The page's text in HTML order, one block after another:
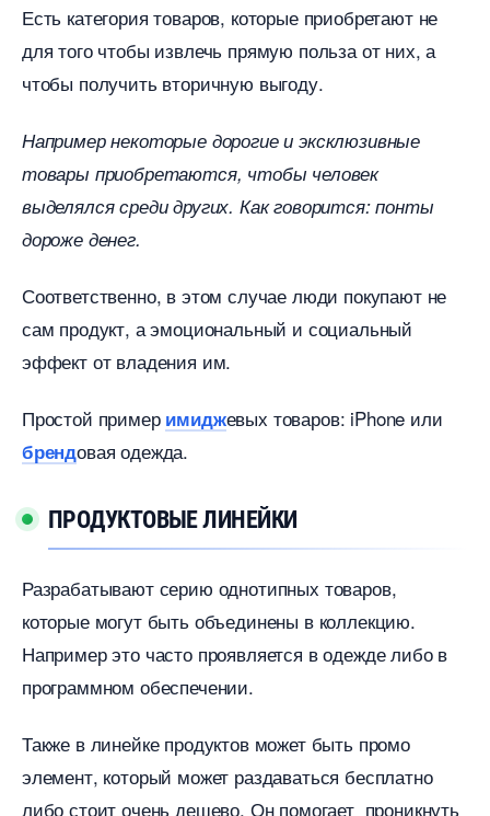
Есть категория товаров, которые приобретают не
для того чтобы извлечь прямую польза от них, а
чтобы получить вторичную выгоду.
Например некоторые дорогие и эксклюзивные
товары приобретаются, чтобы человек
ыделялся среди других. Как говорится: понты
дороже денег.
Соответственно, в этом случае люди покупают не
сам продукт, а эмоциональный и социальный
эффект от владения им.
Простой пример имиджевых товаров: iPhone или
рендовая одежда.
ПРОДУКТОВЫЕ ЛИНЕЙКИ
Разрабатывают серию однотипных товаров,
которые могут быть объединены в коллекцию.
Например это часто проявляется в одежде либо
программном обеспечении.
Также в линейке продуктов может быть промо
элемент, который может раздаваться бесплатно
либо стоит очень дешево. Он помогает проникнуть